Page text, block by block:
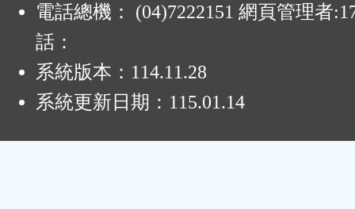
電話總機： (04)7222151 網頁管理者
話：
系統版本： 114.11.28
系統更新日期： 115.01.14